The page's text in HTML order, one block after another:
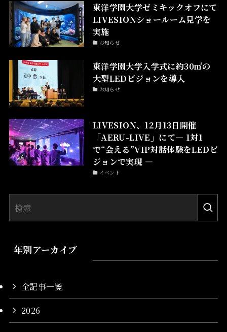
東洋学園大学ゼミキックオフにて
LIVESIONショールーム見学を
実施
お知らせ
東洋学園大学入学式に約30㎡の
大型LEDビジョンを導入
お知らせ
LIVESION、12月13日開催
「AERU-LIVE」にて― 1対1
で“会える”VIP対話体験をLEDビ
ジョンで実現 ―
イベント
年別アーカイブ
全記事一覧
2026